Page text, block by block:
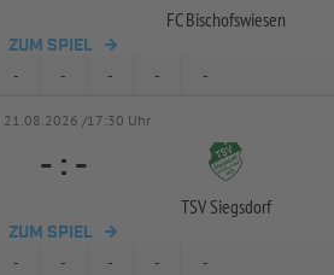
FC Bischofswiesen
ZUM SPIEL
- - - - -
21.08.2026 /17:30 Uhr
- : -
TSV Siegsdorf
ZUM SPIEL
- - - - -